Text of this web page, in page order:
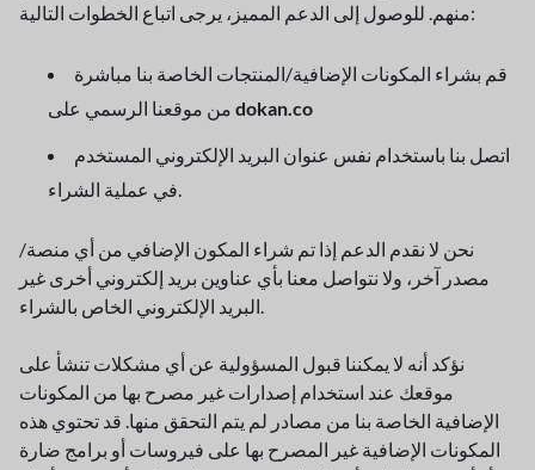
منهم. للوصول إلى الدعم المميز، يرجى اتباع الخطوات التالية:
قم بشراء المكونات الإضافية/المنتجات الخاصة بنا مباشرة
dokan.co
اتصل بنا باستخدام نفس عنوان البريد الإلكتروني المستخدم
في عملية الشراء.
نحن لا نقدم الدعم إذا تم شراء المكون الإضافي من أي منصة/
مصدر آخر، ولا نتواصل معنا بأي عناوين بريد إلكتروني أخرى غير
البريد الإلكتروني الخاص بالشراء.
نؤكد أنه لا يمكننا قبول المسؤولية عن أي مشكلات تنشأ على
موقعك عند استخدام إصدارات غير مصرح بها من المكونات
الإضافية الخاصة بنا من مصادر لم يتم التحقق منها. قد تحتوي هذه
المكونات الإضافية غير المصرح بها على فيروسات أو برامج ضارة